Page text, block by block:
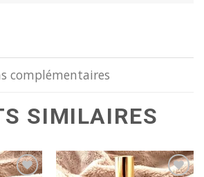
complémentaires
SIMILAIRES